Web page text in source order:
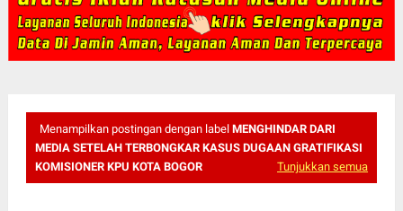
Menampilkan postingan dengan label MENGHINDAR DARI
MEDIA SETELAH TERBONGKAR KASUS DUGAAN GRATIFIKASI
KOMISIONER KPU KOTA BOGOR
Tunjukkan semua